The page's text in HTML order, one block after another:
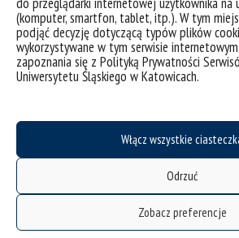
(komputer, smartfon, tablet, itp.). W tym
podjąć decyzję dotyczącą typów plików
wykorzystywane w tym serwisie
zapoznania się z Polityką Prywatności
Uniwersytetu Śląskiego w Katowicach.
Włącz wszystkie
Odrzuć
Zobacz preferencje
„NB 2022 po mojemu”– termin
upływa23 stycznia 2022.
niezależnie od wieku.
____________________________________
Pliki: